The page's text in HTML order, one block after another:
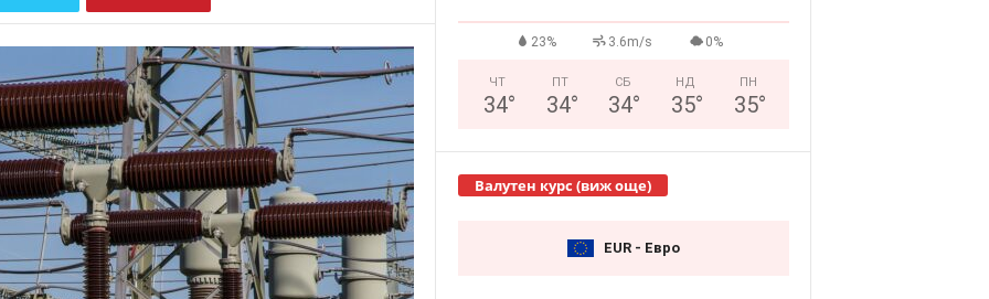
23% 3.6m/s 0%
ЧТ
34°
ПТ
34°
СБ
34°
НД
35°
ПН
35°
Валутен курс (виж още)
EUR - Евро